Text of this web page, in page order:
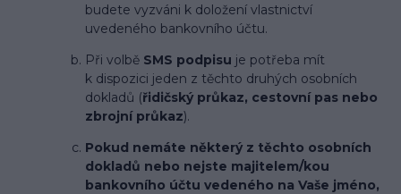
budete vyzváni k doložení vlastnictví
uvedeného bankovního účtu.
Při volbě SMS podpisu je potřeba mít
k dispozici jeden z těchto druhých osobních
dokladů (řidičský průkaz, cestovní pas nebo
zbrojní průkaz).
Pokud nemáte některý z těchto osobních
dokladů nebo nejste majitelem/kou
bankovního účtu vedeného na Vaše jméno,